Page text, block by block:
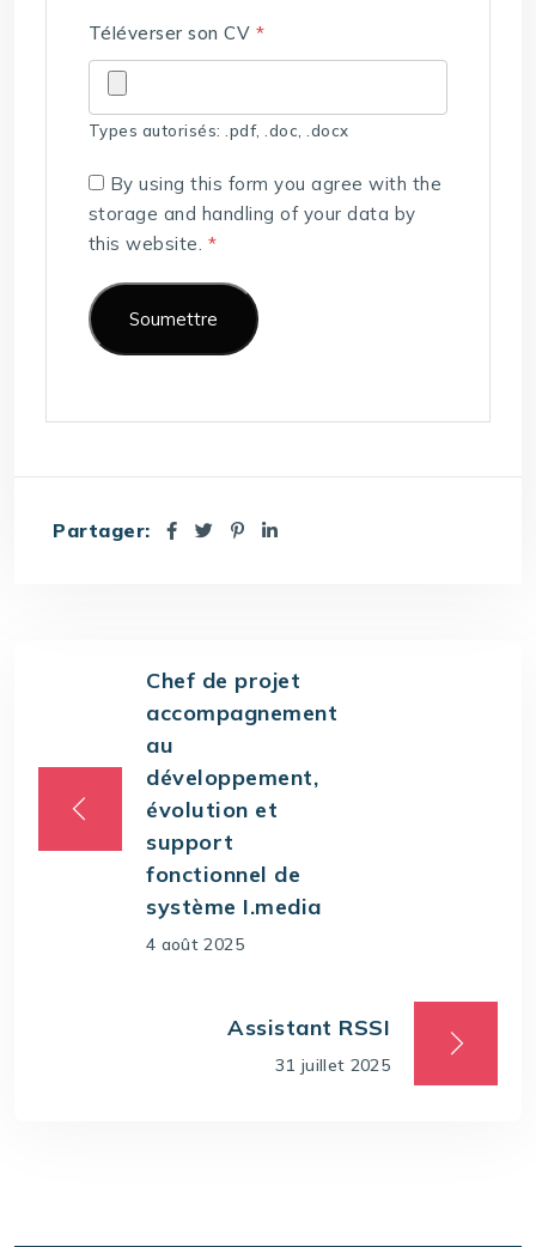
Téléverser son CV *
Types autorisés: .pdf, .doc, .docx
By using this form you agree with the
storage and handling of your data by
this website. *
Partager:
Chef de projet
accompagnement
au
développement,
évolution et
support
fonctionnel de
système I.media
4 août 2025
Assistant RSSI
31 juillet 2025